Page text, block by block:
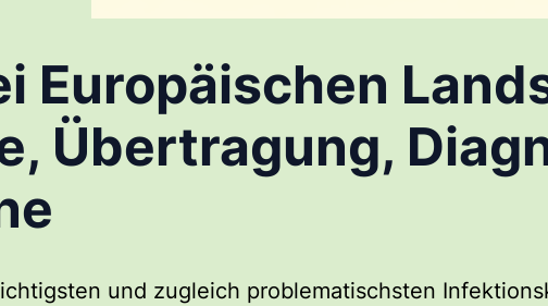
Europäischen
Übertragung,
und zugleich problematischsten